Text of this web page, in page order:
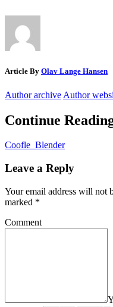
Article By Olav Lange Hansen
Author archive Author
Continue
Coofle_Blender
Leave a Reply
Your email address will not
marked *
Comment